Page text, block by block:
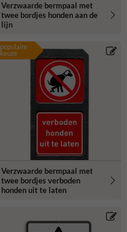
Verzwaarde bermpaal met
twee bordjes honden aan de
lijn
populaire
keuze
Verzwaarde bermpaal met
twee bordjes verboden
honden uit te laten